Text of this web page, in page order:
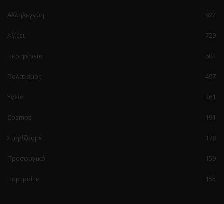
Αλληλεγγύη 822
Αξίζει 729
Περιφέρεια 604
Πολιτισμός 497
Υγεία 361
Cosmos 191
Στηρίζουμε 178
Προσφυγικό 159
Πορτραίτα 155